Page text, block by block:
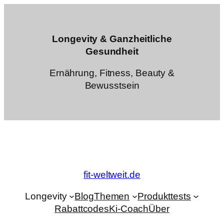
Longevity & Ganzheitliche
Gesundheit
Ernährung, Fitness, Beauty &
Bewusstsein
fit-weltweit.de
Longevity BlogThemen
Produkttests
RabattcodesKi-CoachÜber